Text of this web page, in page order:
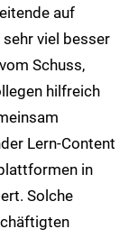
auf
viel besser
Schuss,
hilfreich
Lern-Content
in
Solche